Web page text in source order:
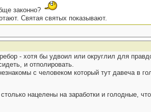
законно?
Святая святых показывают.
- хотя бы удвоил или округлил для
и отполировать.
с человеком который тут давеча в
нацелены на заработки и голодные,